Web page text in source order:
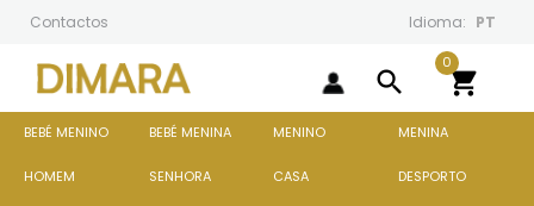
Contactos Idioma: PT
search 
0
BEBÉ MENINO BEBÉ MENINA MENINO MENINA
HOMEM SENHORA CASA DESPORTO